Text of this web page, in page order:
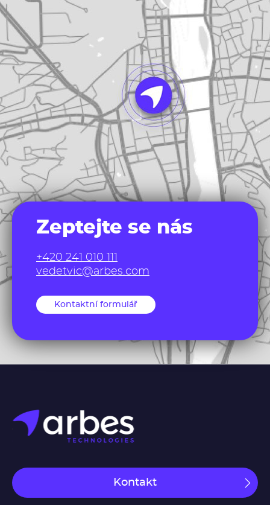
Zeptejte se nás
+420 241 010 111
vedetvic@arbes.com
Kontaktní formulář
Kontakt